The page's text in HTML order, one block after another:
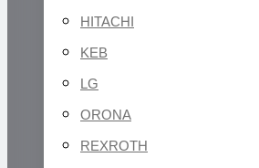
HITACHI
KEB
LG
ORONA
REXROTH